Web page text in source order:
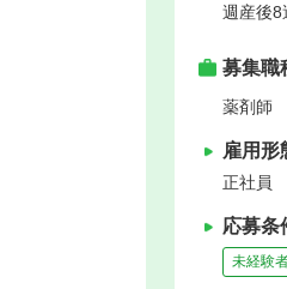
週産後8
募集職
薬剤師
雇用形
正社員
応募条
未経験